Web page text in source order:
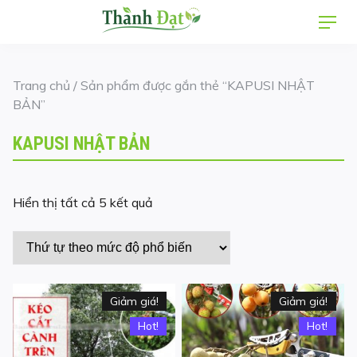
Trang chủ / Sản phẩm được gắn thẻ “KAPUSI NHẬT
BẢN”
KAPUSI NHẬT BẢN
Hiển thị tất cả 5 kết quả
xếp
độ
phổ
biến
Giảm giá!
Hot!
Giảm giá!
Hot!